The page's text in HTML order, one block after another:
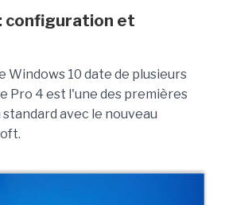
configuration et
Windows 10 date de plusieurs
Pro 4 est l'une des premières
avec le nouveau